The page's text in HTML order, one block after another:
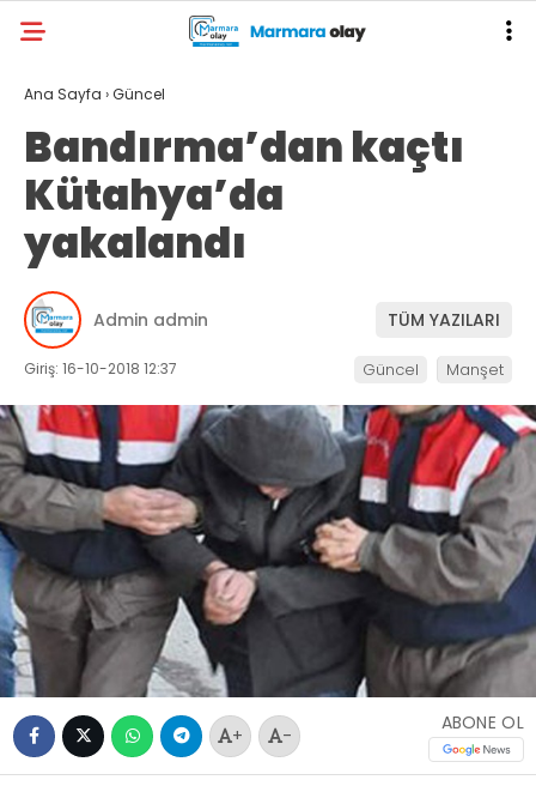
Ana Sayfa ›Güncel
Bandırma’dan kaçtı
Kütahya’da
yakalandı
Admin admin TÜM YAZILARI
Giriş: 16-10-2018 12:37 Güncel Manşet
+ -
ABONE OL